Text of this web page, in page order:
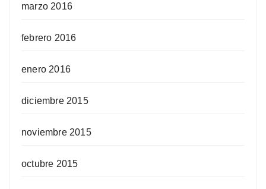
marzo 2016
febrero 2016
enero 2016
diciembre 2015
noviembre 2015
octubre 2015